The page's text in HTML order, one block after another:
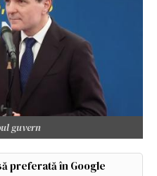
guvern
preferată în Google